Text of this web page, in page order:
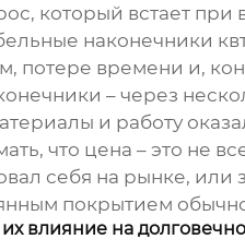
который встает при
наконечники
потере времени и,
– через
и работу
что цена – это не
себя на рынке, или
покрытием
влияние на